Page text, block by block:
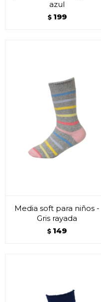
azul
$ 199
Media soft para niños -
Gris rayada
$ 149